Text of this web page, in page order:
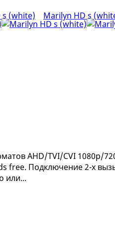
AHD/TVI/CVI 1080р/
free. Подключение 2-х
или...